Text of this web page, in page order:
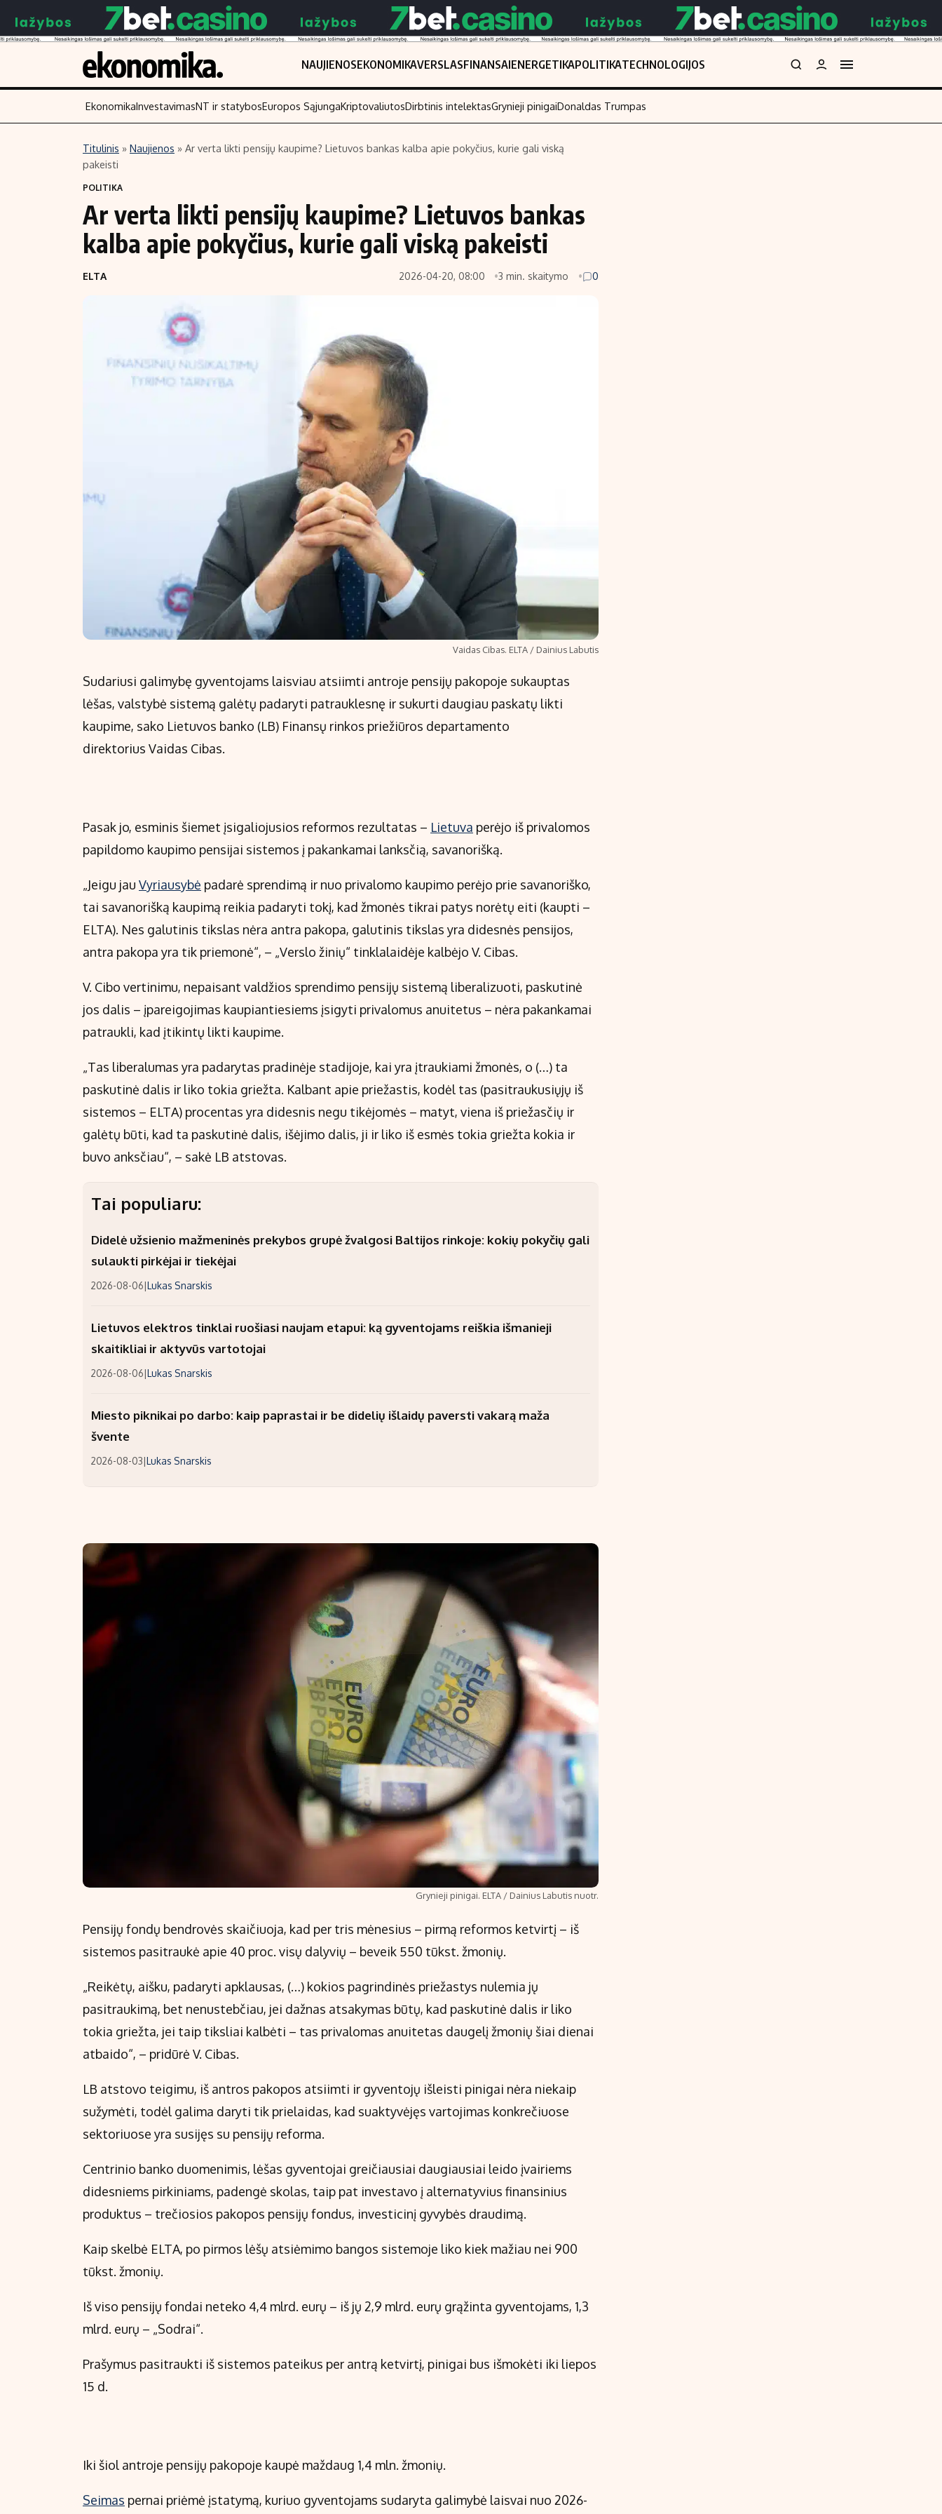
NAUJIENOSEKONOMIKAVERSLASFINANSAIENERGETIKAPOLITIKATECHNOLOGIJOS
Turinys
Naujienos
Aplinka
Verslas
Įmonės
Žemės ūkis
Technologijos
Akcijų rinka
Saulės elektrinės
Kriptovaliutos
Indėliai
Įdomios naujienos
EkonomikaInvestavimasNT ir statybosEuropos SąjungaKriptovaliutosDirbtinis intelektasGrynieji pinigaiDonaldas Trumpas
Titulinis » Naujienos » Ar verta likti pensijų kaupime? Lietuvos bankas kalba apie pokyčius, kurie gali viską
pakeisti
POLITIKA
Ar verta likti pensijų kaupime? Lietuvos bankas
kalba apie pokyčius, kurie gali viską pakeisti
ELTA 2026-04-20, 08:00 3 min. skaitymo 0
Vaidas Cibas. ELTA / Dainius Labutis
Sudariusi galimybę gyventojams laisviau atsiimti antroje pensijų pakopoje sukauptas
lėšas, valstybė sistemą galėtų padaryti patrauklesnę ir sukurti daugiau paskatų likti
kaupime, sako Lietuvos banko (LB) Finansų rinkos priežiūros departamento
direktorius Vaidas Cibas.
Pasak jo, esminis šiemet įsigaliojusios reformos rezultatas – Lietuva perėjo iš privalomos
papildomo kaupimo pensijai sistemos į pakankamai lanksčią, savanorišką.
„Jeigu jau Vyriausybė padarė sprendimą ir nuo privalomo kaupimo perėjo prie savanoriško,
tai savanorišką kaupimą reikia padaryti tokį, kad žmonės tikrai patys norėtų eiti (kaupti –
ELTA). Nes galutinis tikslas nėra antra pakopa, galutinis tikslas yra didesnės pensijos,
antra pakopa yra tik priemonė“, – „Verslo žinių“ tinklalaidėje kalbėjo V. Cibas.
V. Cibo vertinimu, nepaisant valdžios sprendimo pensijų sistemą liberalizuoti, paskutinė
jos dalis – įpareigojimas kaupiantiesiems įsigyti privalomus anuitetus – nėra pakankamai
patraukli, kad įtikintų likti kaupime.
„Tas liberalumas yra padarytas pradinėje stadijoje, kai yra įtraukiami žmonės, o (…) ta
paskutinė dalis ir liko tokia griežta. Kalbant apie priežastis, kodėl tas (pasitraukusiųjų iš
sistemos – ELTA) procentas yra didesnis negu tikėjomės – matyt, viena iš priežasčių ir
galėtų būti, kad ta paskutinė dalis, išėjimo dalis, ji ir liko iš esmės tokia griežta kokia ir
buvo anksčiau“, – sakė LB atstovas.
Tai populiaru:
Didelė užsienio mažmeninės prekybos grupė žvalgosi Baltijos rinkoje: kokių pokyčių gali
sulaukti pirkėjai ir tiekėjai
2026-08-06|Lukas Snarskis
Lietuvos elektros tinklai ruošiasi naujam etapui: ką gyventojams reiškia išmanieji
skaitikliai ir aktyvūs vartotojai
2026-08-06|Lukas Snarskis
Miesto piknikai po darbo: kaip paprastai ir be didelių išlaidų paversti vakarą maža
švente
2026-08-03|Lukas Snarskis
Grynieji pinigai. ELTA / Dainius Labutis nuotr.
Pensijų fondų bendrovės skaičiuoja, kad per tris mėnesius – pirmą reformos ketvirtį – iš
sistemos pasitraukė apie 40 proc. visų dalyvių – beveik 550 tūkst. žmonių.
„Reikėtų, aišku, padaryti apklausas, (…) kokios pagrindinės priežastys nulemia jų
pasitraukimą, bet nenustebčiau, jei dažnas atsakymas būtų, kad paskutinė dalis ir liko
tokia griežta, jei taip tiksliai kalbėti – tas privalomas anuitetas daugelį žmonių šiai dienai
atbaido“, – pridūrė V. Cibas.
LB atstovo teigimu, iš antros pakopos atsiimti ir gyventojų išleisti pinigai nėra niekaip
sužymėti, todėl galima daryti tik prielaidas, kad suaktyvėjęs vartojimas konkrečiuose
sektoriuose yra susijęs su pensijų reforma.
Centrinio banko duomenimis, lėšas gyventojai greičiausiai daugiausiai leido įvairiems
didesniems pirkiniams, padengė skolas, taip pat investavo į alternatyvius finansinius
produktus – trečiosios pakopos pensijų fondus, investicinį gyvybės draudimą.
Kaip skelbė ELTA, po pirmos lėšų atsiėmimo bangos sistemoje liko kiek mažiau nei 900
tūkst. žmonių.
Iš viso pensijų fondai neteko 4,4 mlrd. eurų – iš jų 2,9 mlrd. eurų grąžinta gyventojams, 1,3
mlrd. eurų – „Sodrai“.
Prašymus pasitraukti iš sistemos pateikus per antrą ketvirtį, pinigai bus išmokėti iki liepos
15 d.
Iki šiol antroje pensijų pakopoje kaupė maždaug 1,4 mln. žmonių.
Seimas pernai priėmė įstatymą, kuriuo gyventojams sudaryta galimybė laisvai nuo 2026-